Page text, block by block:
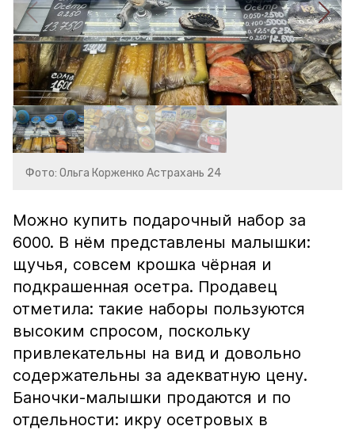
Фото: Ольга Корженко Астрахань 24
Можно купить подарочный набор за
6000. В нём представлены малышки:
щучья, совсем крошка чёрная и
подкрашенная осетра. Продавец
отметила: такие наборы пользуются
высоким спросом, поскольку
привлекательны на вид и довольно
содержательны за адекватную цену.
Баночки-малышки продаются и по
отдельности: икру осетровых в